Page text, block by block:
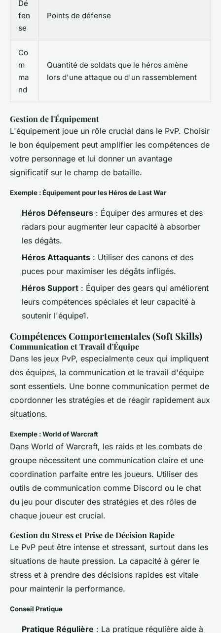
Dé
fen
se
Points de défense
Co
m
ma
nd
Quantité de soldats que le héros amène
lors d'une attaque ou d'un rassemblement
Gestion de l'Équipement
L'équipement joue un rôle crucial dans le PvP. Choisir
le bon équipement peut amplifier les compétences de
votre personnage et lui donner un avantage
significatif sur le champ de bataille.
Exemple : Équipement pour les Héros de Last War
Héros Défenseurs : Équiper des armures et des
radars pour augmenter leur capacité à absorber
les dégâts.
Héros Attaquants : Utiliser des canons et des
puces pour maximiser les dégâts infligés.
Héros Support : Équiper des gears qui améliorent
leurs compétences spéciales et leur capacité à
soutenir l'équipe1.
Compétences Comportementales (Soft Skills)
Communication et Travail d'Équipe
Dans les jeux PvP, especialmente ceux qui impliquent
des équipes, la communication et le travail d'équipe
sont essentiels. Une bonne communication permet de
coordonner les stratégies et de réagir rapidement aux
situations.
Exemple : World of Warcraft
Dans World of Warcraft, les raids et les combats de
groupe nécessitent une communication claire et une
coordination parfaite entre les joueurs. Utiliser des
outils de communication comme Discord ou le chat
du jeu pour discuter des stratégies et des rôles de
chaque joueur est crucial.
Gestion du Stress et Prise de Décision Rapide
Le PvP peut être intense et stressant, surtout dans les
situations de haute pression. La capacité à gérer le
stress et à prendre des décisions rapides est vitale
pour maintenir la performance.
Conseil Pratique
Pratique Régulière : La pratique régulière aide à